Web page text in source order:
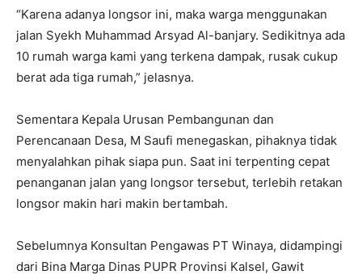
“Karena adanya longsor ini, maka warga menggunakan
jalan Syekh Muhammad Arsyad Al-banjary. Sedikitnya ada
10 rumah warga kami yang terkena dampak, rusak cukup
berat ada tiga rumah,” jelasnya.
Sementara Kepala Urusan Pembangunan dan
Perencanaan Desa, M Saufi menegaskan, pihaknya tidak
menyalahkan pihak siapa pun. Saat ini terpenting cepat
penanganan jalan yang longsor tersebut, terlebih retakan
longsor makin hari makin bertambah.
Sebelumnya Konsultan Pengawas PT Winaya, didampingi
dari Bina Marga Dinas PUPR Provinsi Kalsel, Gawit